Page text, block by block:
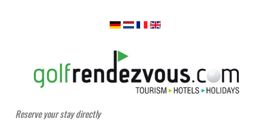
Reserve your stay directly